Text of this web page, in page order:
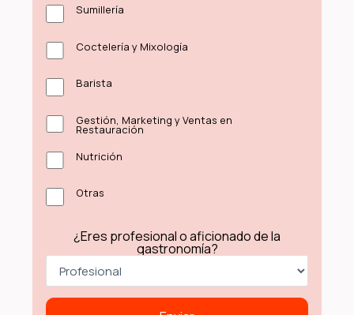
Sumillería
Coctelería y Mixología
Barista
Gestión, Marketing y Ventas en
Restauración
Nutrición
Otras
¿Eres profesional o aficionado de la
gastronomía?